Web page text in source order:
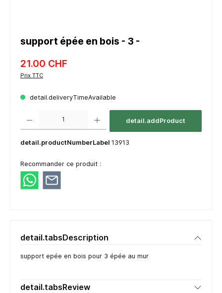
support épée en bois - 3 -
21.00 CHF
Prix TTC
detail.deliveryTimeAvailable
detail.addProduct
detail.productNumberLabel 13913
Recommander ce produit :
detail.tabsDescription
support epée en bois pour 3 épée au mur
detail.tabsReview